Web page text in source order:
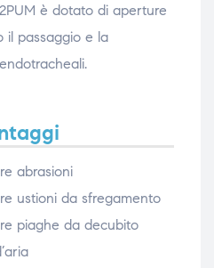
è dotato di aperture
il passaggio e la
abrasioni
ustioni da sfregamento
piaghe da decubito